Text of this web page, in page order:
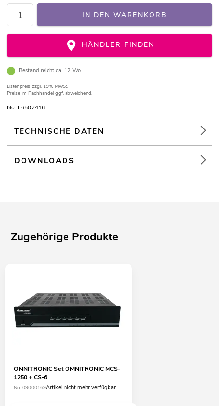
IN DEN WARENKORB
HÄNDLER FINDEN
Bestand reicht ca. 12 Wo.
Listenpreis zzgl. 19% MwSt.
Preise im Fachhandel ggf. abweichend.
No. E6507416
TECHNISCHE DATEN
DOWNLOADS
Zugehörige Produkte
OMNITRONIC Set OMNITRONIC MCS-
1250 + CS-6
No. 09000169Artikel nicht mehr verfügbar